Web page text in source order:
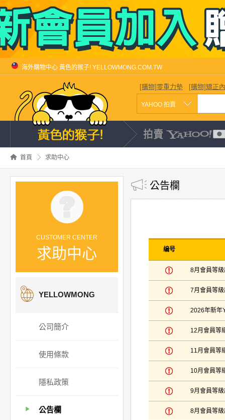
海外購物中心 黃色的猴子! YELLOWMONG.COM.TW
[購物]零重力墊 [購物]矯正
首頁 求助中心
CUSTOMER CENTER
求助中心
YELLOWMONG
公司簡介
使用條款
隱私政策
公告欄
公告欄
编号
8月會員等
7月會員等
2026年新年
12月會員等
11月會員等
10月會員等
9月會員等
8月會員等